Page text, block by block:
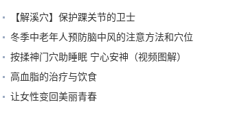
【解溪穴】保护踝关节的卫士
冬季中老年人预防脑中风的注意方法和穴位
按揉神门穴助睡眠 宁心安神（视频图解）
高血脂的治疗与饮食
让女性变回美丽青春